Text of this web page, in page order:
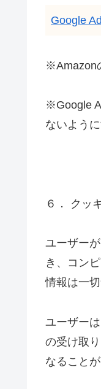
Google
※Amazon
※Google
ないよう
６． クッ
ユーザー
き、コン
情報は一
ユーザー
の受け取
なることが